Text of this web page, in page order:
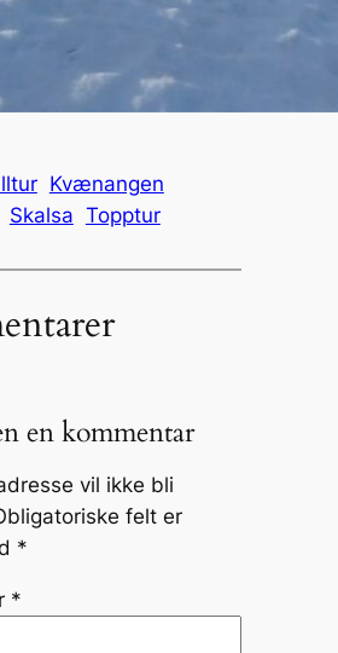
Kvænangen
Skalsa Topptur
en kommentar
vil ikke bli
felt er
*
*